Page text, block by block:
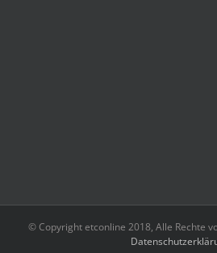
© Copyright etconline 2018, Alle Rechte